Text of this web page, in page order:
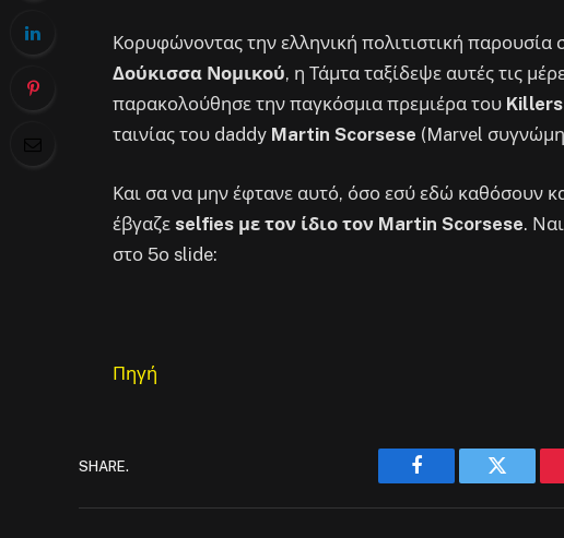
Κορυφώνοντας την ελληνική πολιτιστική παρουσία
Δούκισσα Νομικού, η Τάμτα ταξίδεψε αυτές τις
παρακολούθησε την παγκόσμια πρεμιέρα του
ταινίας του daddy Martin Scorsese (Marvel
Και σα να μην έφτανε αυτό, όσο εσύ εδώ καθόσουν
έβγαζε selfies με τον ίδιο τον Martin Scorsese.
στο 5ο slide:
Πηγή
SHARE.
Facebook Twitter